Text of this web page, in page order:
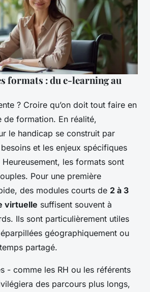
formats : du e-learning au
? Croire qu’on doit tout faire en
de formation. En réalité,
le handicap se construit par
et les enjeux spécifiques
Heureusement, les formats sont
Pour une première
des modules courts de 2 à 3
virtuelle suffisent souvent à
Ils sont particulièrement utiles
géographiquement ou
partagé.
- comme les RH ou les référents
des parcours plus longs,